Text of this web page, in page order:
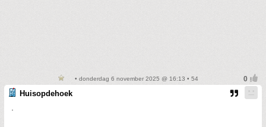
• donderdag 6 november 2025 @ 16:13 • 54
Huisopdehoek